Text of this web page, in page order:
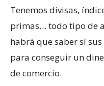
Tenemos divisas,
primas… todo tipo de
habrá que saber sí
para conseguir un
de comercio.